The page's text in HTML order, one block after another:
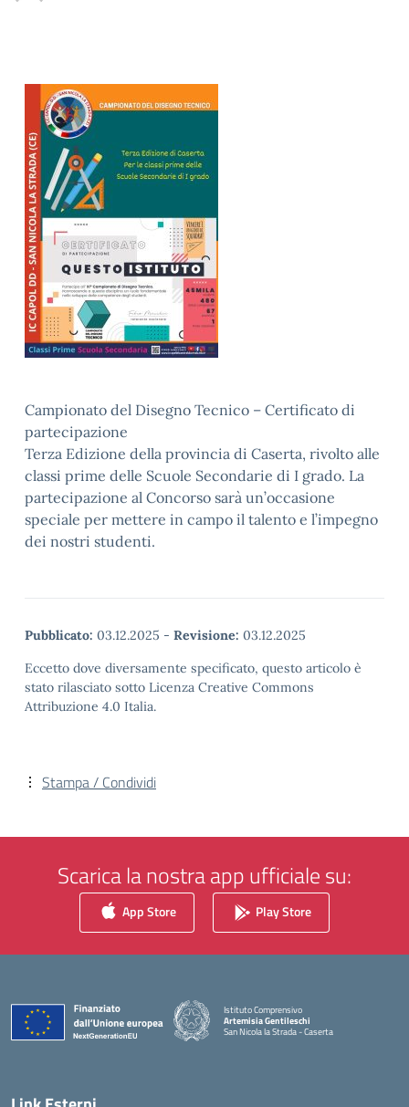
Campionato del Disegno Tecnico – Certificato di
partecipazione
Terza Edizione della provincia di Caserta, rivolto alle
classi prime delle Scuole Secondarie di I grado. La
partecipazione al Concorso sarà un’occasione
speciale per mettere in campo il talento e l’impegno
dei nostri studenti.
Pubblicato: 03.12.2025 - Revisione: 03.12.2025
Eccetto dove diversamente specificato, questo articolo è
stato rilasciato sotto Licenza Creative Commons
Attribuzione 4.0 Italia.
Stampa / Condividi
Scarica la nostra app ufficiale su:
App Store Play Store
Istituto Comprensivo
Artemisia Gentileschi
San Nicola la Strada - Caserta